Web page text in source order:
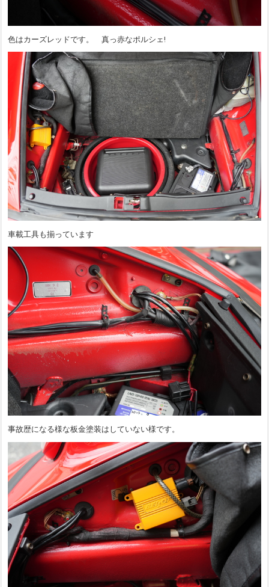
色はカーズレッドです。 真っ赤なポルシェ!
車載工具も揃っています
事故歴になる様な板金塗装はしていない様です。